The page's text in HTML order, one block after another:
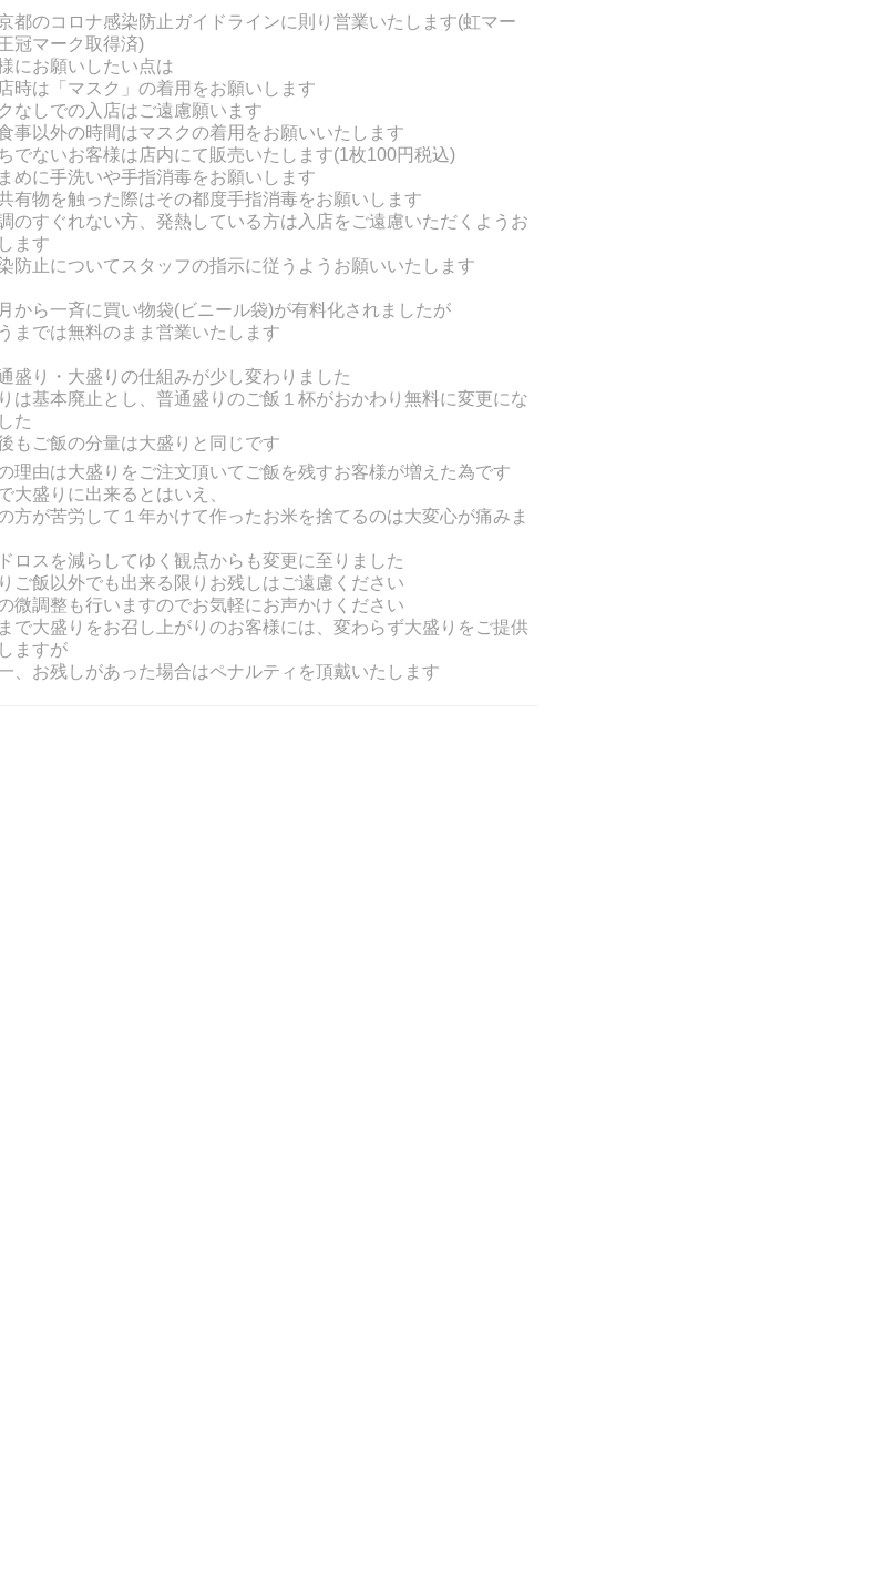
都のコロナ感染防止ガイドラインに則り営業いたします(虹マー
冠マーク取得済)
にお願いしたい点は
店時は「マスク」の着用をお願いします
なしでの入店はご遠慮願います
食事以外の時間はマスクの着用をお願いいたします
でないお客様は店内にて販売いたします(1枚100円税込)
まめに手洗いや手指消毒をお願いします
有物を触った際はその都度手指消毒をお願いします
調のすぐれない方、発熱している方は入店をご遠慮いただくようお
ます
染防止についてスタッフの指示に従うようお願いいたします
から一斉に買い物袋(ビニール袋)が有料化されましたが
までは無料のまま営業いたします
盛り・大盛りの仕組みが少し変わりました
は基本廃止とし、普通盛りのご飯１杯がおかわり無料に変更にな
た
もご飯の分量は大盛りと同じです
理由は大盛りをご注文頂いてご飯を残すお客様が増えた為です
大盛りに出来るとはいえ、
方が苦労して１年かけて作ったお米を捨てるのは大変心が痛みま
ロスを減らしてゆく観点からも変更に至りました
ご飯以外でも出来る限りお残しはご遠慮ください
微調整も行いますのでお気軽にお声かけください
で大盛りをお召し上がりのお客様には、変わらず大盛りをご提供
ますが
、お残しがあった場合はペナルティを頂戴いたします